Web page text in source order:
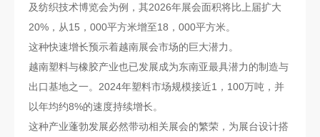
及纺织技术博览会为例，其2026年展会面积将比上届扩大
20%，从15，000平方米增至18，000平方米。
这种快速增长预示着越南展会市场的巨大潜力。
越南塑料与橡胶产业也已发展成为东南亚最具潜力的制造与
出口基地之一。2024年塑料市场规模接近1，100万吨，并
以年均约8%的速度持续增长。
这种产业蓬勃发展必然带动相关展会的繁荣，为展台设计搭